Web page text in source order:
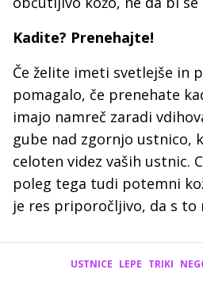
Kadite? Prenehajte!
Če želite imeti svetlejše in
pomagalo, če prenehate
imajo namreč zaradi
gube nad zgornjo ustnico,
celoten videz vaših ustnic.
poleg tega tudi potemni
je res priporočljivo, da s to
USTNICE LEPE TRIKI